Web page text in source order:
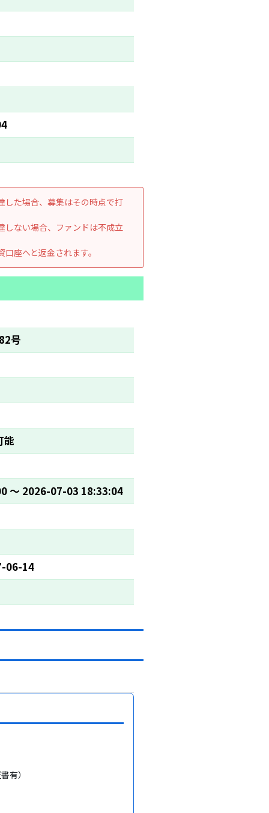
した場合、募集はその時点で打
しない場合、ファンドは不成立
座へと返金されます。
号
能
〜 2026-07-03 18:33:04
06-14
有）